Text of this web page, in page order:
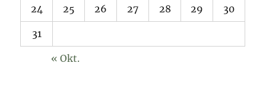
24 25 26 27 28 29 30
31
« Okt.